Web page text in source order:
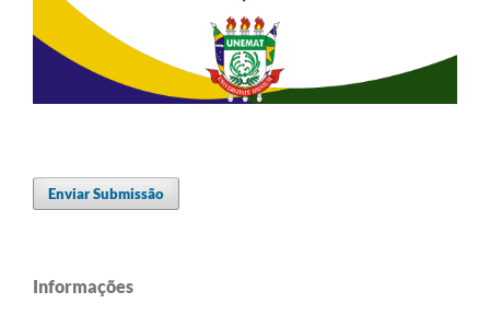
Enviar Submissão
Informações